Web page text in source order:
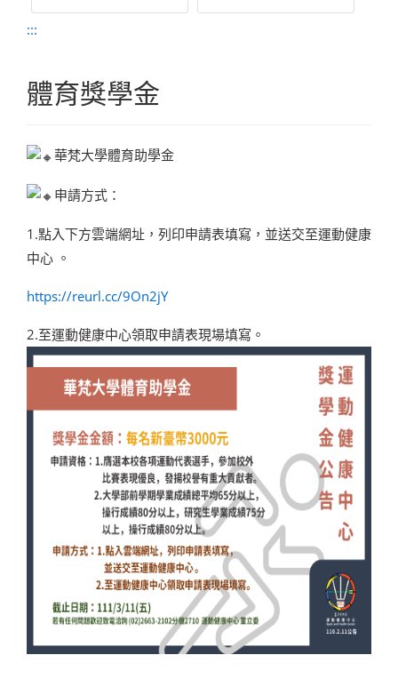
:::
體育獎學金
華梵大學體育助學金
申請方式：
1.點入下方雲端網址，列印申請表填寫，並送交至運動健康
中心 。
https://reurl.cc/9On2jY
2.至運動健康中心領取申請表現場填寫。